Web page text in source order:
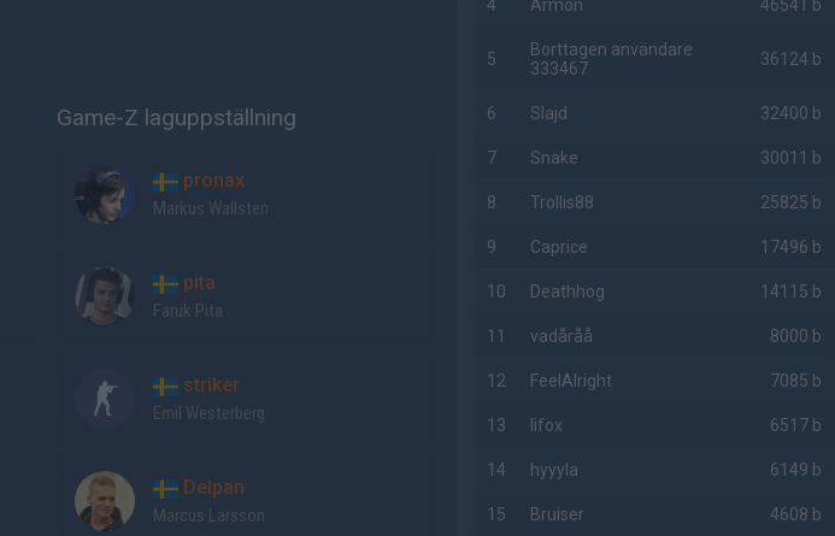
Game-Z laguppställning
pronax
Markus Wallsten
pita
Faruk Pita
striker
Emil Westerberg
Delpan
Marcus Larsson
4 Armon 46541 b
5
Borttagen användare
333467
36124 b
6 Slajd 32400 b
7 Snake 30011 b
8 Trollis88 25825 b
9 Caprice 17496 b
10 Deathhog 14115 b
11 vadåråå 8000 b
12 FeelAlright 7085 b
13 lifox 6517 b
14 hyyyla 6149 b
15 Bruiser 4608 b